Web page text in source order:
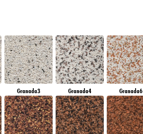
Granada3 Granada4 Granada6